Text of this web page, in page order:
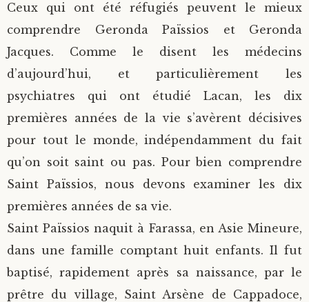
Ceux qui ont été réfugiés peuvent le mieux
comprendre Geronda Païssios et Geronda
Jacques. Comme le disent les médecins
d’aujourd’hui, et particulièrement les
psychiatres qui ont étudié Lacan, les dix
premières années de la vie s’avèrent décisives
pour tout le monde, indépendamment du fait
qu’on soit saint ou pas. Pour bien comprendre
Saint Païssios, nous devons examiner les dix
premières années de sa vie.
Saint Païssios naquit à Farassa, en Asie Mineure,
dans une famille comptant huit enfants. Il fut
baptisé, rapidement après sa naissance, par le
prêtre du village, Saint Arsène de Cappadoce,